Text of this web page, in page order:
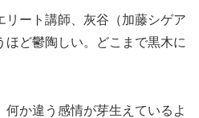
リート講師、灰谷（加藤シゲア
ほど鬱陶しい。どこまで黒木に
何か違う感情が芽生えているよ